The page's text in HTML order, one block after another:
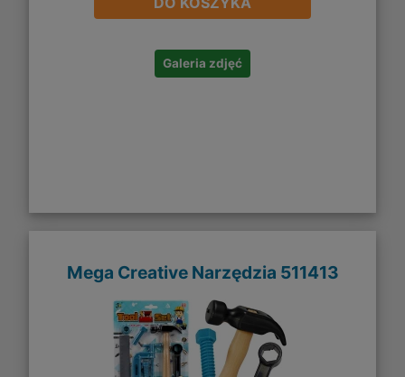
Galeria zdjęć
Mega Creative Narzędzia 511413